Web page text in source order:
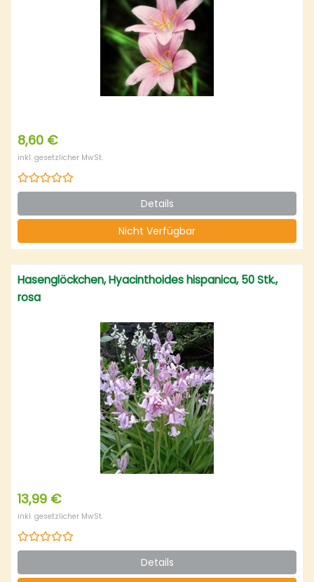
8,60 €
inkl. gesetzlicher MwSt.
Details
Nicht Verfügbar
Hasenglöckchen, Hyacinthoides hispanica, 50 Stk.,
rosa
13,99 €
inkl. gesetzlicher MwSt.
Details